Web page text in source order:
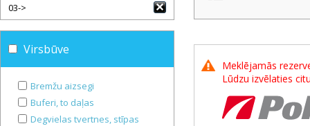
03->
Virsbūve
Bremžu aizsegi
Buferi, to daļas
Degvielas tvertnes, stīpas
Meklējamās
Lūdzu izvēlaties